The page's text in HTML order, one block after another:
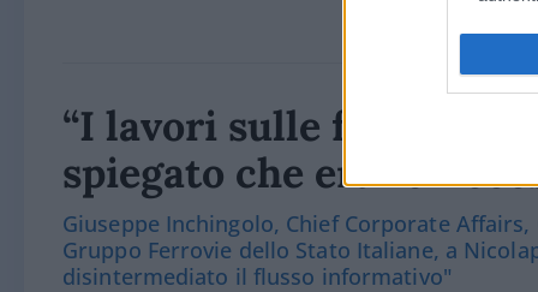
“I lavori sulle ferrovie a
spiegato che erano
Giuseppe Inchingolo, Chief Corporate
Gruppo Ferrovie dello Stato Italiane, a
disintermediato il flusso informativo"